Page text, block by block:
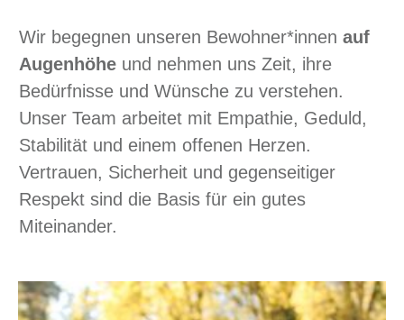
Wir begegnen unseren Bewohner*innen auf
Augenhöhe und nehmen uns Zeit, ihre
Bedürfnisse und Wünsche zu verstehen.
Unser Team arbeitet mit Empathie, Geduld,
Stabilität und einem offenen Herzen.
Vertrauen, Sicherheit und gegenseitiger
Respekt sind die Basis für ein gutes
Miteinander.